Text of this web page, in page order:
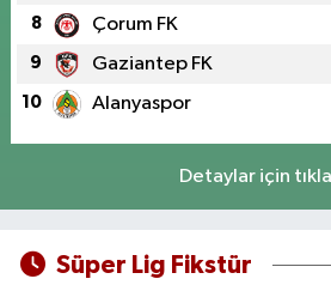
8 Çorum FK
9 Gaziantep FK
10 Alanyaspor
Detaylar için
Süper Lig Fikstür